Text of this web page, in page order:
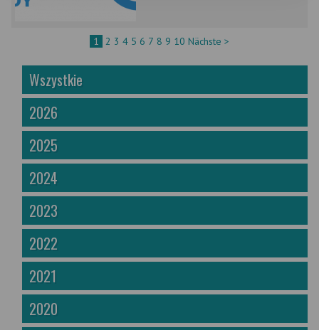
1 2 3 4 5 6 7 8 9 10 Nächste >
Wszystkie
2026
2025
2024
2023
2022
2021
2020